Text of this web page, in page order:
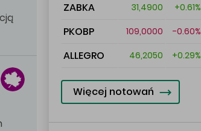
ZABKA 31,4900 +0.61%
PKOBP 109,0000 -0.60%
ALLEGRO 46,2050 +0.29%
Więcej notowań